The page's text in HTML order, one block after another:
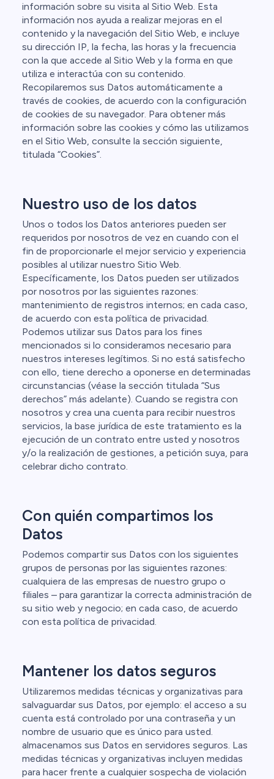
información sobre su visita al Sitio Web. Esta
información nos ayuda a realizar mejoras en el
contenido y la navegación del Sitio Web, e incluye
su dirección IP, la fecha, las horas y la frecuencia
con la que accede al Sitio Web y la forma en que
utiliza e interactúa con su contenido.
Recopilaremos sus Datos automáticamente a
través de cookies, de acuerdo con la configuración
de cookies de su navegador. Para obtener más
información sobre las cookies y cómo las utilizamos
en el Sitio Web, consulte la sección siguiente,
titulada “Cookies”.
Nuestro uso de los datos
Unos o todos los Datos anteriores pueden ser
requeridos por nosotros de vez en cuando con el
fin de proporcionarle el mejor servicio y experiencia
posibles al utilizar nuestro Sitio Web.
Específicamente, los Datos pueden ser utilizados
por nosotros por las siguientes razones:
mantenimiento de registros internos; en cada caso,
de acuerdo con esta política de privacidad.
Podemos utilizar sus Datos para los fines
mencionados si lo consideramos necesario para
nuestros intereses legítimos. Si no está satisfecho
con ello, tiene derecho a oponerse en determinadas
circunstancias (véase la sección titulada “Sus
derechos” más adelante). Cuando se registra con
nosotros y crea una cuenta para recibir nuestros
servicios, la base jurídica de este tratamiento es la
ejecución de un contrato entre usted y nosotros
y/o la realización de gestiones, a petición suya, para
celebrar dicho contrato.
Con quién compartimos los
Datos
Podemos compartir sus Datos con los siguientes
grupos de personas por las siguientes razones:
cualquiera de las empresas de nuestro grupo o
filiales – para garantizar la correcta administración de
su sitio web y negocio; en cada caso, de acuerdo
con esta política de privacidad.
Mantener los datos seguros
Utilizaremos medidas técnicas y organizativas para
salvaguardar sus Datos, por ejemplo: el acceso a su
cuenta está controlado por una contraseña y un
nombre de usuario que es único para usted.
almacenamos sus Datos en servidores seguros. Las
medidas técnicas y organizativas incluyen medidas
para hacer frente a cualquier sospecha de violación